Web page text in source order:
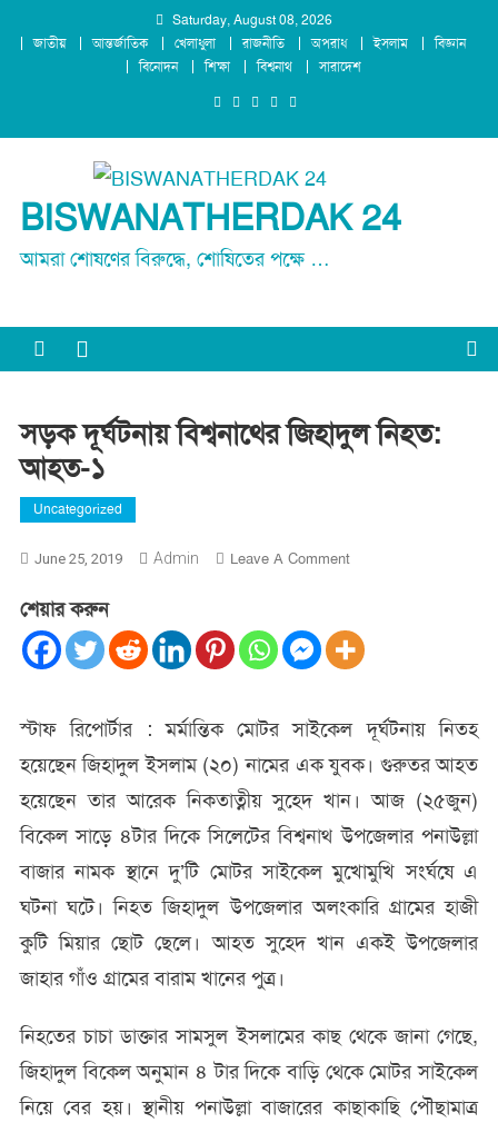
Saturday, August 08, 2026
জাতীয়
আন্তর্জাতিক খেলাধুলা রাজনীতি অপরাধ ইসলাম
বিজ্ঞান
বিনোদন
শিক্ষা বিশ্বনাথ সারাদেশ
BISWANATHERDAK 24
আমরা শোষণের বিরুদ্ধে, শোষিতের পক্ষে …
সড়ক দূর্ঘটনায় বিশ্বনাথের জিহাদুল নিহত:
আহত-১
Uncategorized
June 25, 2019 Admin Leave A CommentOn
বিশ্বনাথের
জিহাদুল
শেয়ার করুন
স্টাফ রিপোর্টার : মর্মান্তিক মোটর সাইকেল দূর্ঘটনায় নিতহ
হয়েছেন জিহাদুল ইসলাম (২০) নামের এক যুবক। গুরুতর আহত
হয়েছেন তার আরেক নিকতাত্নীয় সুহেদ খান। আজ (২৫জুন)
বিকেল সাড়ে ৪টার দিকে সিলেটের বিশ্বনাথ উপজেলার পনাউল্লা
বাজার নামক স্থানে দু’টি মোটর সাইকেল মুখোমুখি সংর্ঘষে এ
ঘটনা ঘটে। নিহত জিহাদুল উপজেলার অলংকারি গ্রামের হাজী
কুটি মিয়ার ছোট ছেলে। আহত সুহেদ খান একই উপজেলার
জাহার গাঁও গ্রামের বারাম খানের পুত্র।
নিহতের চাচা ডাক্তার সামসুল ইসলামের কাছ থেকে জানা গেছে,
জিহাদুল বিকেল অনুমান ৪ টার দিকে বাড়ি থেকে মোটর সাইকেল
নিয়ে বের হয়। স্থানীয় পনাউল্লা বাজারের কাছাকাছি পৌছামাত্র